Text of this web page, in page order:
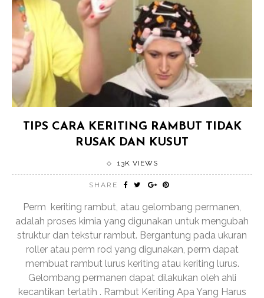
TIPS CARA KERITING RAMBUT TIDAK
RUSAK DAN KUSUT
13K VIEWS
SHARE
Perm keriting rambut, atau gelombang permanen,
adalah proses kimia yang digunakan untuk mengubah
struktur dan tekstur rambut. Bergantung pada ukuran
roller atau perm rod yang digunakan, perm dapat
membuat rambut lurus keriting atau keriting lurus.
Gelombang permanen dapat dilakukan oleh ahli
kecantikan terlatih . Rambut Keriting Apa Yang Harus